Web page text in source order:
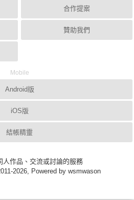
合作提案
贊助我們
Mobile
Android版
iOS版
結帳精靈
人作品、交流或討論的服務
2026, Powered by wsmwason